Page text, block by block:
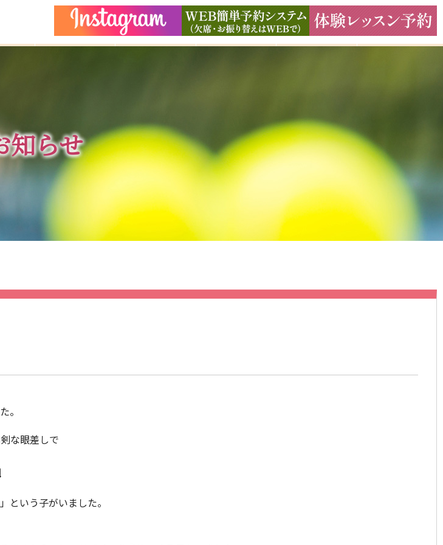
イベント 施設ガイド ギャラリー アクセス よくある質問
知らせ
。
な眼差しで
という子がいました。